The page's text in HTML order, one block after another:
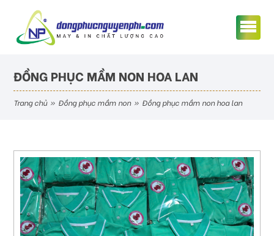
ĐỒNG PHỤC MẦM NON HOA LAN
trang chủ » đồng phục mầm non » đồng phục mầm non hoa lan